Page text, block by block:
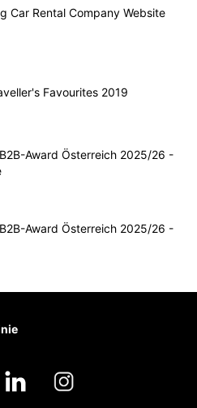
Car Rental Company Website
Favourites 2019
Award Österreich 2025/26 -
Award Österreich 2025/26 -